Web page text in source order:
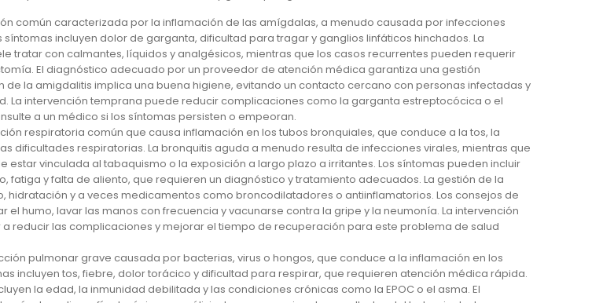
común caracterizada por la inflamación de las amígdalas, a menudo causada por infecciones
síntomas incluyen dolor de garganta, dificultad para tragar y ganglios linfáticos hinchados. La
tratar con calmantes, líquidos y analgésicos, mientras que los casos recurrentes pueden requerir
El diagnóstico adecuado por un proveedor de atención médica garantiza una gestión
de la amigdalitis implica una buena higiene, evitando un contacto cercano con personas infectadas y
La intervención temprana puede reducir complicaciones como la garganta estreptocócica o el
a un médico si los síntomas persisten o empeoran.
respiratoria común que causa inflamación en los tubos bronquiales, que conduce a la tos, la
dificultades respiratorias. La bronquitis aguda a menudo resulta de infecciones virales, mientras que
estar vinculada al tabaquismo o la exposición a largo plazo a irritantes. Los síntomas pueden incluir
fatiga y falta de aliento, que requieren un diagnóstico y tratamiento adecuados. La gestión de la
hidratación y a veces medicamentos como broncodilatadores o antiinflamatorios. Los consejos de
el humo, lavar las manos con frecuencia y vacunarse contra la gripe y la neumonía. La intervención
reducir las complicaciones y mejorar el tiempo de recuperación para este problema de salud
pulmonar grave causada por bacterias, virus o hongos, que conduce a la inflamación en los
incluyen tos, fiebre, dolor torácico y dificultad para respirar, que requieren atención médica rápida.
la edad, la inmunidad debilitada y las condiciones crónicas como la EPOC o el asma. El